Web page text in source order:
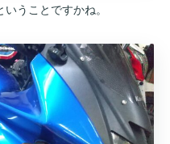
うことですかね。